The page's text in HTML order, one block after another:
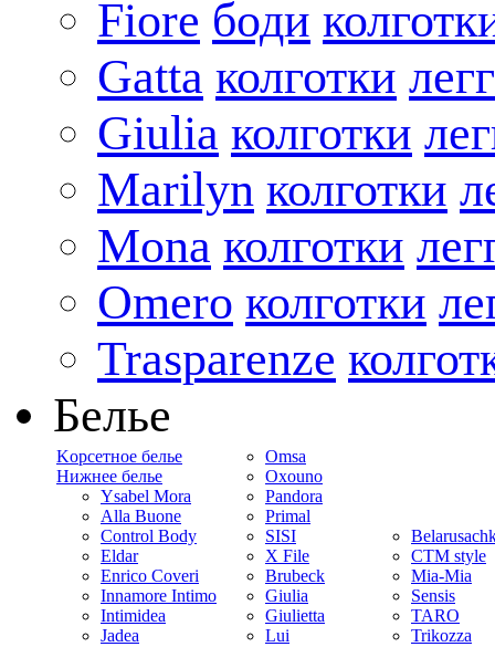
Fiore боди
Gatta колготки
Giulia колготки
Marilyn колготки
Mona колготки
Omero колготки
Trasparenze
Белье
Kорсетное белье
Нижнее белье
Ysabel Mora
Alla Buone
Control Body
Eldar
Enrico Coveri
Innamore Intimo
Intimidea
Jadea
Omsa
Oxouno
Pandora
Primal
SISI
X File
Brubeck
Giulia
Giulietta
Lui
CTM style
Mia-Mia
Sensis
TARO
Trikozza